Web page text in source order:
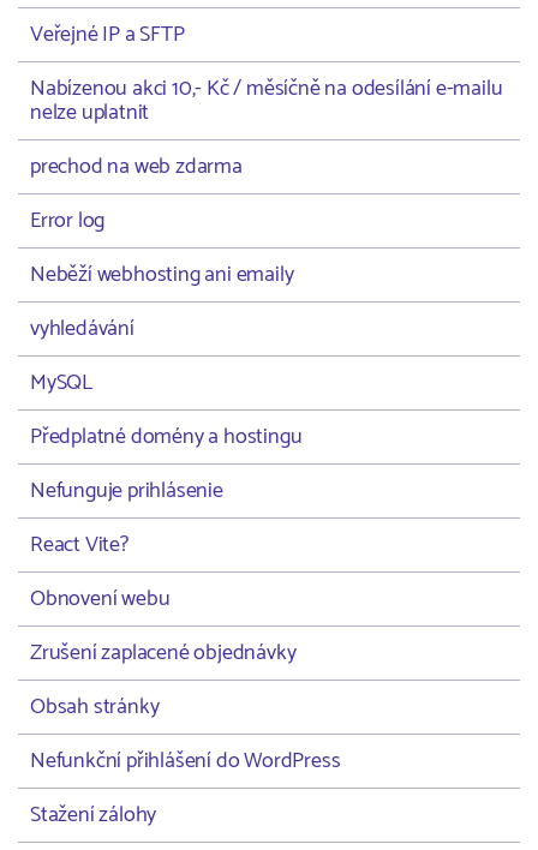
Veřejné IP a SFTP
Nabízenou akci 10,- Kč / měsíčně na odesílání e-mailu
nelze uplatnit
prechod na web zdarma
Error log
Neběží webhosting ani emaily
vyhledávání
MySQL
Předplatné domény a hostingu
Nefunguje prihlásenie
React Vite?
Obnovení webu
Zrušení zaplacené objednávky
Obsah stránky
Nefunkční přihlášení do WordPress
Stažení zálohy